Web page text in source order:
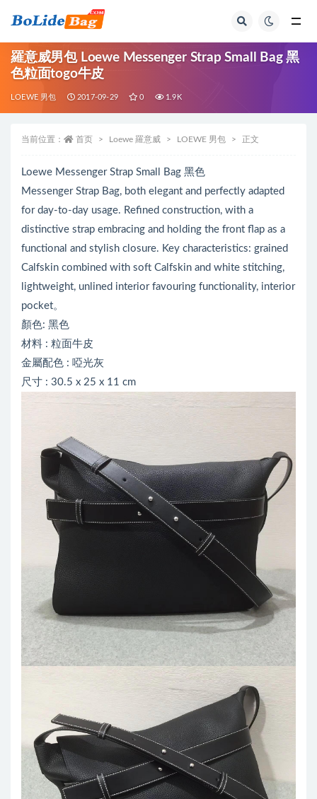
羅意威男包 Loewe Messenger Strap Small Bag 黑
色粒面togo牛皮
LOEWE 男包 2017-09-29 0 1.9K
当前位置： 首页 Loewe 羅意威 LOEWE 男包 正文
Loewe Messenger Strap Small Bag 黑色
Messenger Strap Bag, both elegant and perfectly adapted
for day-to-day usage. Refined construction, with a
distinctive strap embracing and holding the front flap as a
functional and stylish closure. Key characteristics: grained
Calfskin combined with soft Calfskin and white stitching,
lightweight, unlined interior favouring functionality, interior
pocket。
顏色: 黑色
材料 : 粒面牛皮
金屬配色 : 啞光灰
尺寸 : 30.5 x 25 x 11 cm